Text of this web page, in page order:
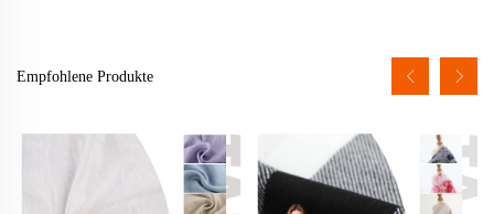
Empfohlene Produkte